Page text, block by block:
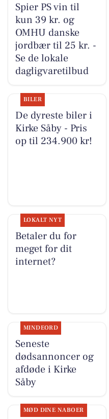
Spier PS vin til
kun 39 kr. og
OMHU danske
jordbær til 25 kr. -
Se de lokale
dagligvaretilbud
BILER
De dyreste biler i
Kirke Såby - Pris
op til 234.900 kr!
LOKALT NYT
Betaler du for
meget for dit
internet?
MINDEORD
Seneste
dødsannoncer og
afdøde i Kirke
Såby
MØD DINE NABOER